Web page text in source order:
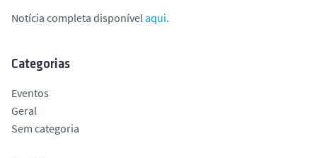
Notícia completa disponível aqui.
Categorias
Eventos
Geral
Sem categoria